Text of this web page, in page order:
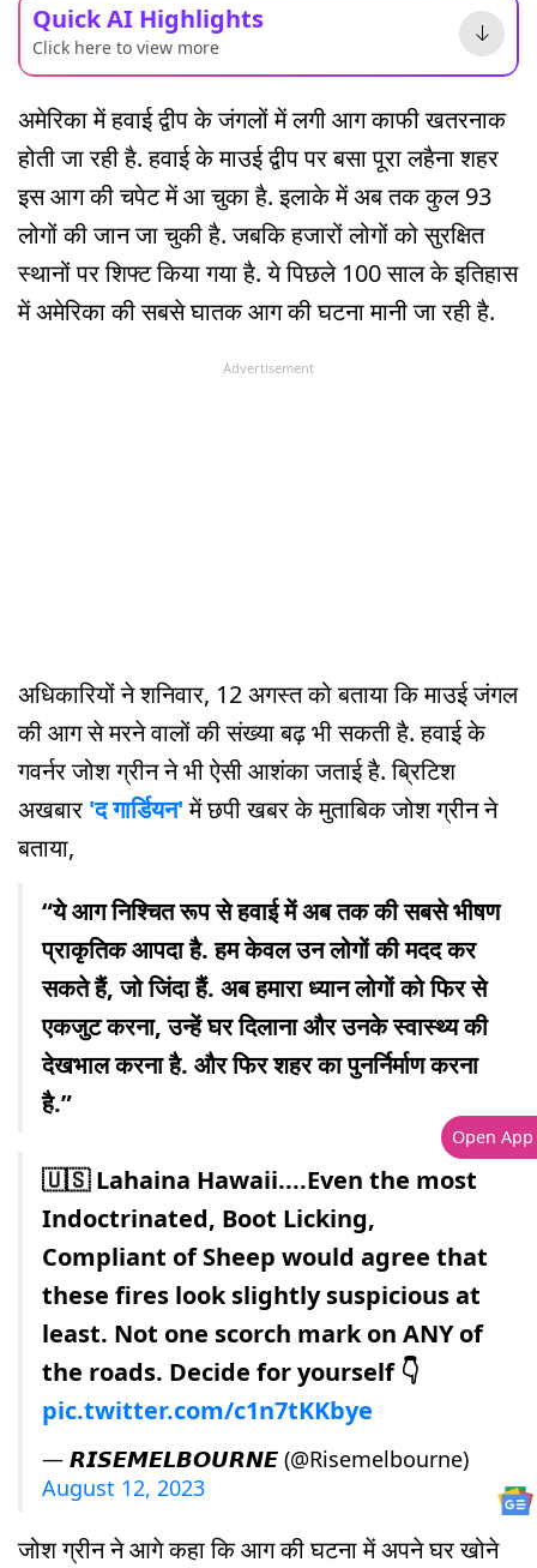
Quick AI Highlights
Click here to view more
अमेरिका में हवाई द्वीप के जंगलों में लगी आग काफी खतरनाक
होती जा रही है. हवाई के माउई द्वीप पर बसा पूरा लहैना शहर
इस आग की चपेट में आ चुका है. इलाके में अब तक कुल 93
लोगों की जान जा चुकी है. जबकि हजारों लोगों को सुरक्षित
स्थानों पर शिफ्ट किया गया है. ये पिछले 100 साल के इतिहास
में अमेरिका की सबसे घातक आग की घटना मानी जा रही है.
Advertisement
अधिकारियों ने शनिवार, 12 अगस्त को बताया कि माउई जंगल
की आग से मरने वालों की संख्या बढ़ भी सकती है. हवाई के
गवर्नर जोश ग्रीन ने भी ऐसी आशंका जताई है. ब्रिटिश
अखबार 'द गार्डियन'में छपी खबर के मुताबिक जोश ग्रीन ने
बताया,
“ये आग निश्चित रूप से हवाई में अब तक की सबसे भीषण
प्राकृतिक आपदा है. हम केवल उन लोगों की मदद कर
सकते हैं, जो जिंदा हैं. अब हमारा ध्यान लोगों को फिर से
एकजुट करना, उन्हें घर दिलाना और उनके स्वास्थ्य की
देखभाल करना है. और फिर शहर का पुनर्निर्माण करना
है.”
🇺🇸 Lahaina Hawaii....Even the most
Indoctrinated, Boot Licking,
Compliant of Sheep would agree that
these fires look slightly suspicious at
least. Not one scorch mark on ANY of
the roads. Decide for yourself 👇
pic.twitter.com/c1n7tKKbye
— 𝙍𝙄𝙎𝙀𝙈𝙀𝙇𝘽𝙊𝙐𝙍𝙉𝙀 (@Risemelbourne)
August 12, 2023
जोश ग्रीन ने आगे कहा कि आग की घटना में अपने घर खोने
Open App